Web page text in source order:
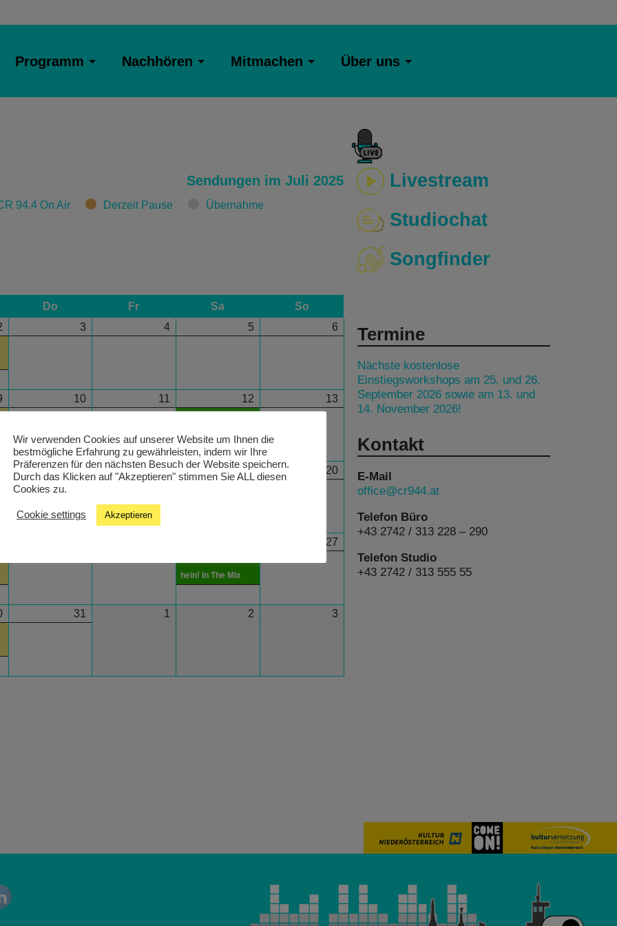
Programm Nachhören Mitmachen Über uns
Sendungen im Juli 2025
94.4 On Air Derzeit Pause Übernahme
Do Fr Sa
So
3 4 5 6
10 11 12 13
17 18 19 20
hein! In The Mix
27
31 1 2 3
Livestream
Studiochat
Songfinder
Termine
Nächste kostenlose
Einstiegsworkshops am 25. und 26.
September 2026 sowie am 13. und
14. November 2026!
Kontakt
E-Mail
office@cr944.at
Telefon Büro
+43 2742 / 313 228 – 290
Telefon Studio
+43 2742 / 313 555 55
Wir verwenden Cookies auf unserer Website um Ihnen die
bestmögliche Erfahrung zu gewährleisten, indem wir Ihre
Präferenzen für den nächsten Besuch der Website speichern.
Durch das Klicken auf "Akzeptieren" stimmen Sie ALL diesen
Cookies zu.
Cookie settings Akzeptieren